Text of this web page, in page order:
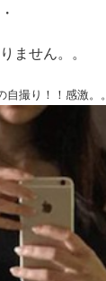
ません。。
自撮り！！感激。。